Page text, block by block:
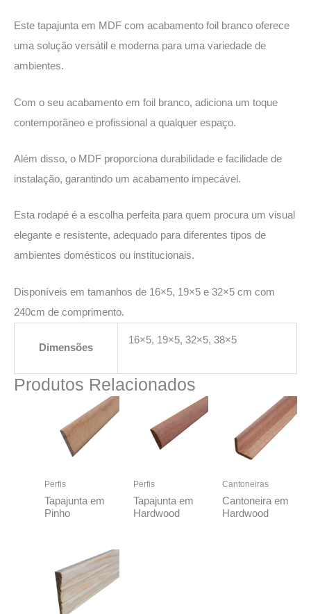
Este tapajunta em MDF com acabamento foil branco oferece
uma solução versátil e moderna para uma variedade de
ambientes.
Com o seu acabamento em foil branco, adiciona um toque
contemporâneo e profissional a qualquer espaço.
Além disso, o MDF proporciona durabilidade e facilidade de
instalação, garantindo um acabamento impecável.
Esta rodapé é a escolha perfeita para quem procura um visual
elegante e resistente, adequado para diferentes tipos de
ambientes domésticos ou institucionais.
Disponíveis em tamanhos de 16×5, 19×5 e 32×5 cm com
240cm de comprimento.
Dimensões
16×5, 19×5, 32×5, 38×5
Produtos Relacionados
Perfis
Tapajunta em
Pinho
Perfis
Tapajunta em
Hardwood
Cantoneiras
Cantoneira em
Hardwood